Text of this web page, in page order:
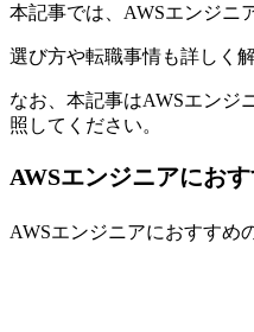
本記事では、 AWSエンジニ
選び方や転職事情も詳しく
なお、本記事はAWSエンジ
照してください。
AWSエンジニアにお
AWSエンジニアにおすすめ